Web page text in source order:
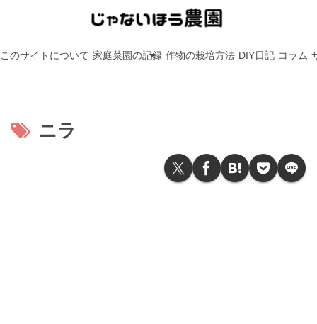
このサイトについて 家庭菜園の記録 作物の栽培方法 DIY日記 コラム
ニラ